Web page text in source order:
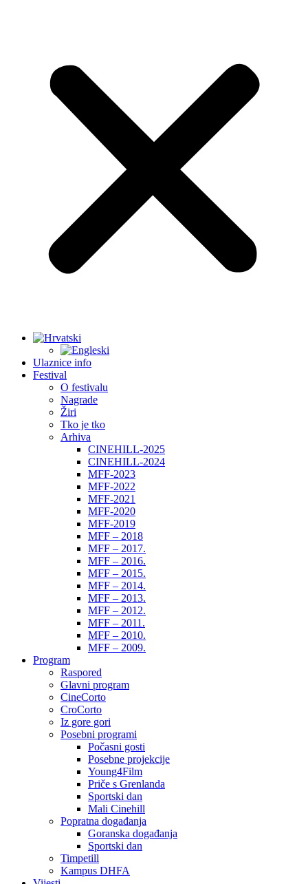
Ulaznice info
Festival
O festivalu
Nagrade
Žiri
Tko je tko
Arhiva
CINEHILL-2025
CINEHILL-2024
MFF-2023
MFF-2022
MFF-2021
MFF-2020
MFF-2019
MFF – 2018
MFF – 2017.
MFF – 2016.
MFF – 2015.
MFF – 2014.
MFF – 2013.
MFF – 2012.
MFF – 2011.
MFF – 2010.
MFF – 2009.
Program
Raspored
Glavni program
CineCorto
CroCorto
Iz gore gori
Posebni programi
Počasni gosti
Posebne projekcije
Young4Film
Priče s Grenlanda
Sportski dan
Mali Cinehill
Popratna događanja
Goranska događanja
Sportski dan
Timpetill
Kampus DHFA